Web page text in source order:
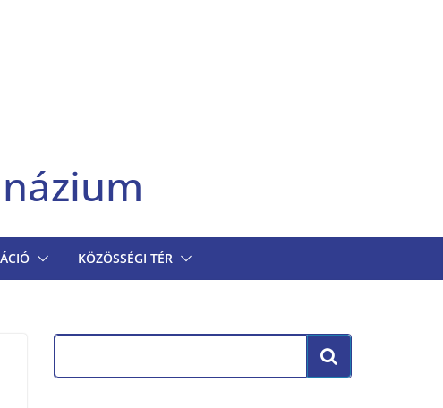
KÖZÖSSÉGI TÉR